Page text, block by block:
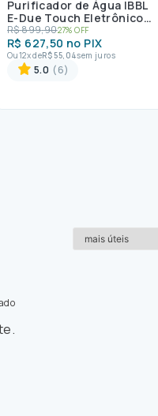
Purificador de Água IBBL
E-Due Touch Eletrônico
Branco Bivolt
R$899,9027% OFF
R$ 627,50 no PIX
Ou12x deR$55 04sem juros
5.0 (6)